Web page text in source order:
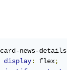
card-news-details
display: flex;